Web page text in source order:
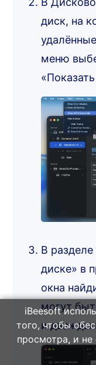
диск, на
меню
В
диске» в
окна
могут
и дважды
iBeesoft
того, чтобы
просмотра, и